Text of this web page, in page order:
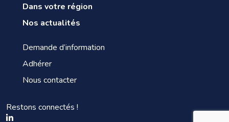
Dans votre région
Nos actualités
Demande d’information
Adhérer
Nous contacter
Restons connectés !